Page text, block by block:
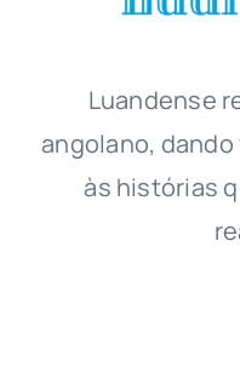
Luandense
angolano,
às histórias